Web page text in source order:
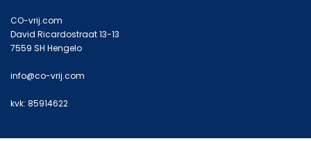
CO-vrij.com
David Ricardostraat 13-13
7559 SH Hengelo
info@co-vrij.com
kvk: 85914622